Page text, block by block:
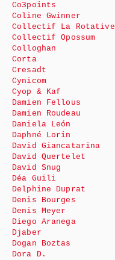
Co3points
Coline Gwinner
Collectif La Rotative
Collectif Opossum
Colloghan
Corta
Cresadt
Cynicom
Cyop & Kaf
Damien Fellous
Damien Roudeau
Daniela León
Daphné Lorin
David Giancatarina
David Quertelet
David Snug
Déa Guili
Delphine Duprat
Denis Bourges
Denis Meyer
Diego Aranega
Djaber
Dogan Boztas
Dora D.